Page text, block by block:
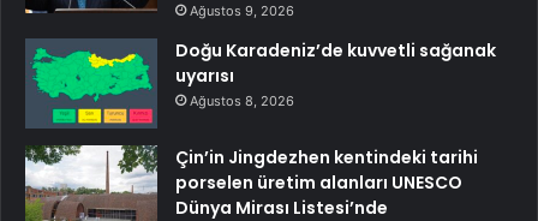
Ağustos 9, 2026
Doğu Karadeniz’de kuvvetli sağanak
uyarısı
Ağustos 8, 2026
Çin’in Jingdezhen kentindeki tarihi
porselen üretim alanları UNESCO
Dünya Mirası Listesi’nde